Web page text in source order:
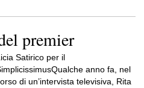
premier
Satirico per il
anno fa, nel
di un’intervista televisiva, Rita